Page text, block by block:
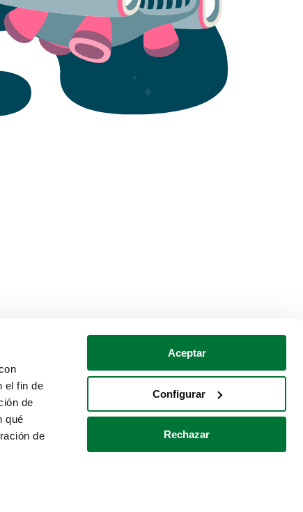
el fin de
de
qué
de
Aceptar
Configurar
Rechazar